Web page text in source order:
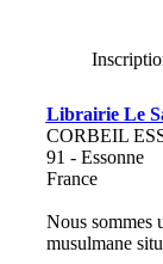
Librairie Le
CORBEIL
91 - Essonne
France
Nous sommes
musulmane